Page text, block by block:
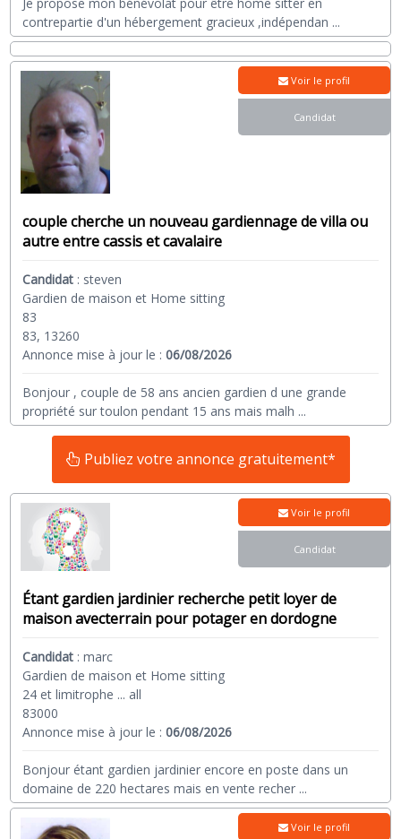
contrepartie d'un hébergement gracieux ,indépendan ...
couple cherche un nouveau gardiennage de villa ou
autre entre cassis et cavalaire
Candidat : steven
Gardien de maison et Home sitting
83
83, 13260
Annonce mise à jour le :06/08/2026
Bonjour , couple de 58 ans ancien gardien d une grande
propriété sur toulon pendant 15 ans mais malh ...
Voir le profil
Candidat
Publiez votre annonce gratuitement*
Étant gardien jardinier recherche petit loyer de
maison avecterrain pour potager en dordogne
Candidat :marc
Gardien de maison et Home sitting
24 et limitrophe ... all
83000
Annonce mise à jour le :06/08/2026
Bonjour étant gardien jardinier encore en poste dans un
domaine de 220 hectares mais en vente recher ...
Voir le profil
Candidat
Voir le profil